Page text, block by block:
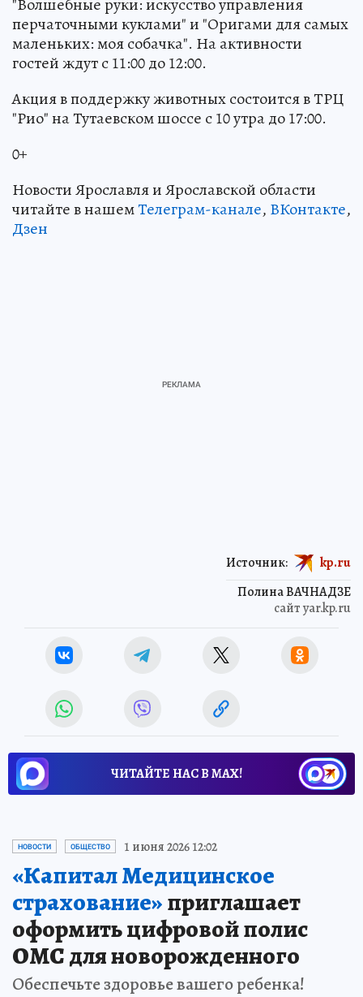
перчаточными куклами" и "Оригами для самых
маленьких: моя собачка". На активности
гостей ждут с 11:00 до 12:00.
Акция в поддержку животных состоится в ТРЦ
"Рио" на Тутаевском шоссе с 10 утра до 17:00.
0+
Новости Ярославля и Ярославской области
читайте в нашемТелеграм-канале, ВКонтакте,
Дзен
Полина ВАЧНАДЗЕ
сайт yar.kp.ru
Источник: kp.ru
ЧИТАЙТЕ НАС В МАХ!
НОВОСТИ ОБЩЕСТВО 1 июня 2026 12:02
«Капитал Медицинское
страхование»приглашает
оформить цифровой полис
ОМС для новорожденного
Обеспечьте здоровье вашего ребенка!